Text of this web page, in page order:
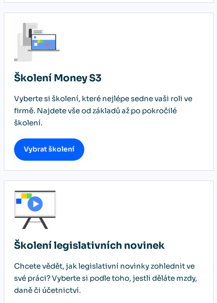
Školení Money S3
Vyberte si školení, které nejlépe sedne vaši roli ve
firmě. Najdete vše od základů až po pokročilé
školení.
Vybrat školení
Školení legislativních novinek
Chcete vědět, jak legislativní novinky zohlednit ve
své práci? Vyberte si podle toho, jestli děláte mzdy,
daně či účetnictví.